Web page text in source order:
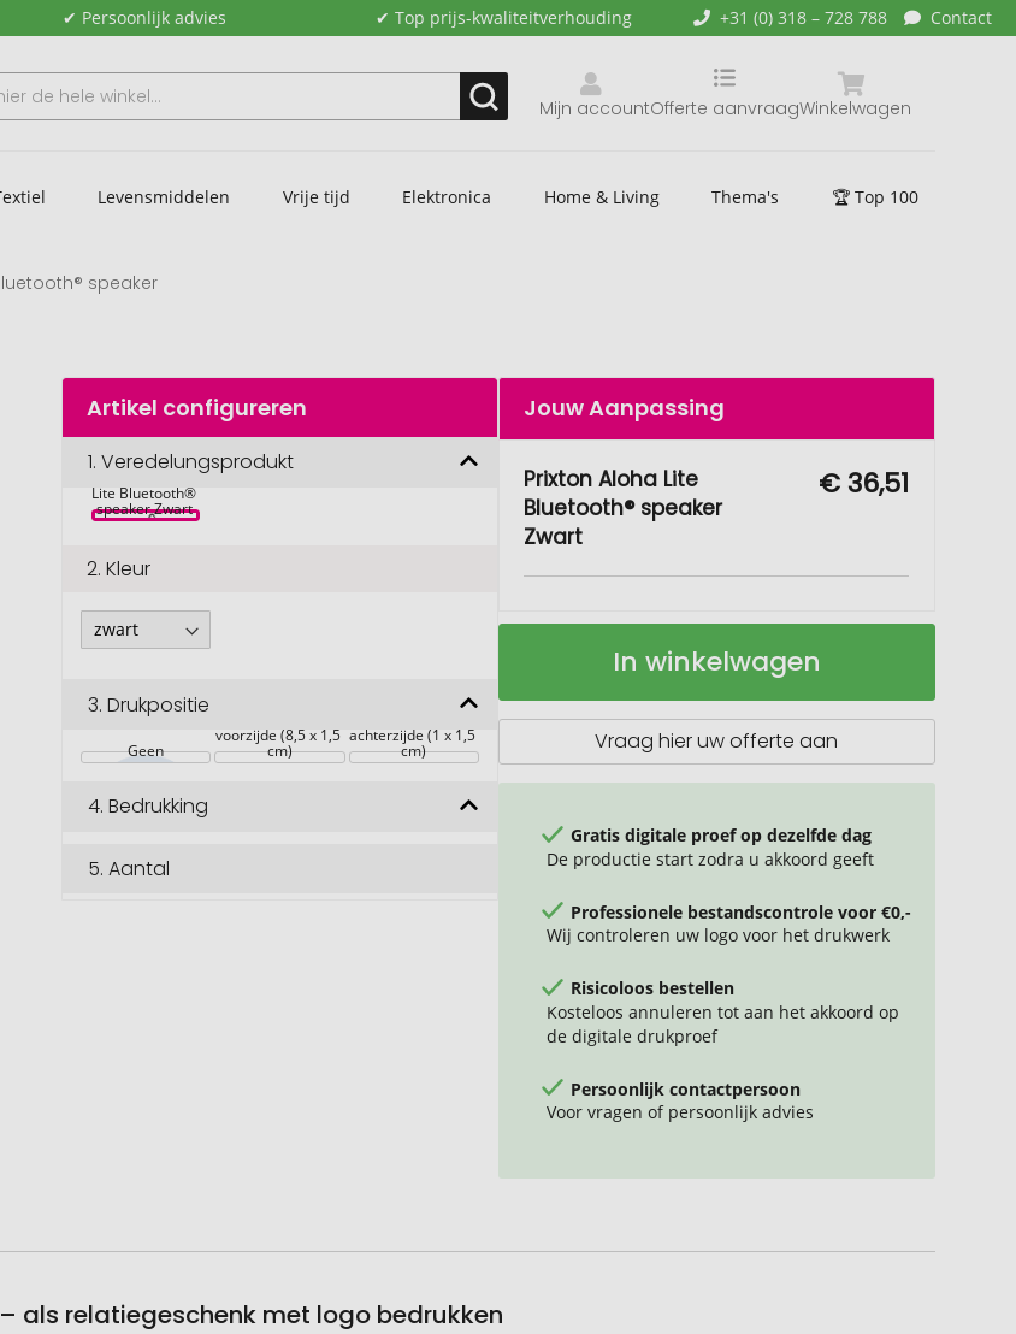
✔ Persoonlijk advies ✔ Top prijs-kwaliteitverhouding +31 (0) 318 – 728 788 Contact
Mijn account Winkelwagen
Offerte aanvraag
Levensmiddelen Vrije tijd Elektronica Home & Living Thema's 🏆 Top 100
speaker
Artikel configureren
1.Veredelungsprodukt
Lite Bluetooth®
speaker Zwart
2.Kleur
3.Drukpositie
Geen
voorzijde (8,5 x 1,5
cm)
achterzijde (1 x 1,5
cm)
4.Bedrukking
5.Aantal
Jouw Aanpassing
Prixton Aloha Lite
Bluetooth® speaker
Zwart
€ 36,51
Prixton
Bluetooth®
Op
In winkelwagen
Vraag hier uw offerte aan
Gratis digitale proef op dezelfde dag
De productie start zodra u akkoord geeft
Professionele bestandscontrole voor €0,-
Wij controleren uw logo voor het drukwerk
Risicoloos bestellen
Kosteloos annuleren tot aan het akkoord op
de digitale drukproef
Persoonlijk contactpersoon
Voor vragen of persoonlijk advies
als relatiegeschenk met logo bedrukken